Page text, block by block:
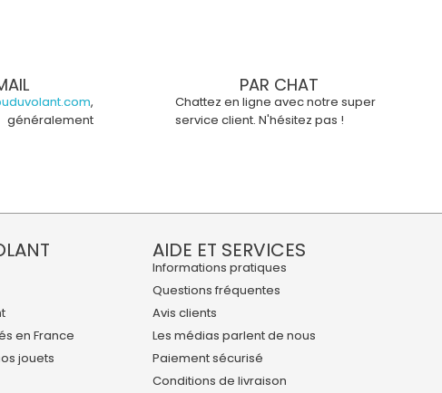
,
PAR CHAT
Chattez en ligne avec notre super
service client. N'hésitez pas !
en France
jouets
AIDE ET SERVICES
Informations pratiques
Questions fréquentes
Avis clients
Les médias parlent de nous
Paiement sécurisé
Conditions de livraison